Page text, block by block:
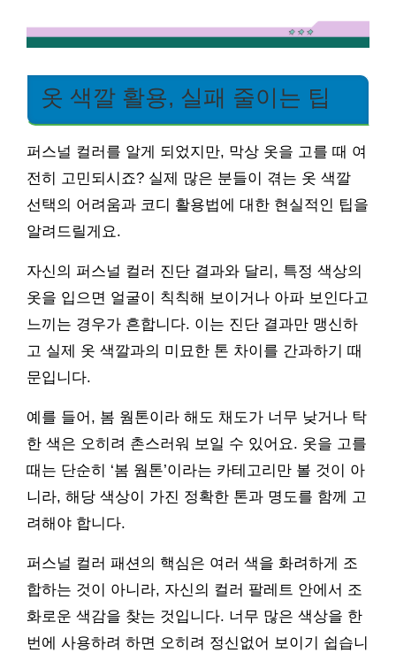
옷 색깔 활용, 실패 줄이는 팁
퍼스널 컬러를 알게 되었지만, 막상 옷을 고를 때 여
전히 고민되시죠? 실제 많은 분들이 겪는 옷 색깔
선택의 어려움과 코디 활용법에 대한 현실적인 팁을
알려드릴게요.
자신의 퍼스널 컬러 진단 결과와 달리, 특정 색상의
옷을 입으면 얼굴이 칙칙해 보이거나 아파 보인다고
느끼는 경우가 흔합니다. 이는 진단 결과만 맹신하
고 실제 옷 색깔과의 미묘한 톤 차이를 간과하기 때
문입니다.
예를 들어, 봄 웜톤이라 해도 채도가 너무 낮거나 탁
한 색은 오히려 촌스러워 보일 수 있어요. 옷을 고를
때는 단순히 ‘봄 웜톤’이라는 카테고리만 볼 것이 아
니라, 해당 색상이 가진 정확한 톤과 명도를 함께 고
려해야 합니다.
퍼스널 컬러 패션의 핵심은 여러 색을 화려하게 조
합하는 것이 아니라, 자신의 컬러 팔레트 안에서 조
화로운 색감을 찾는 것입니다. 너무 많은 색상을 한
번에 사용하려 하면 오히려 정신없어 보이기 쉽습니